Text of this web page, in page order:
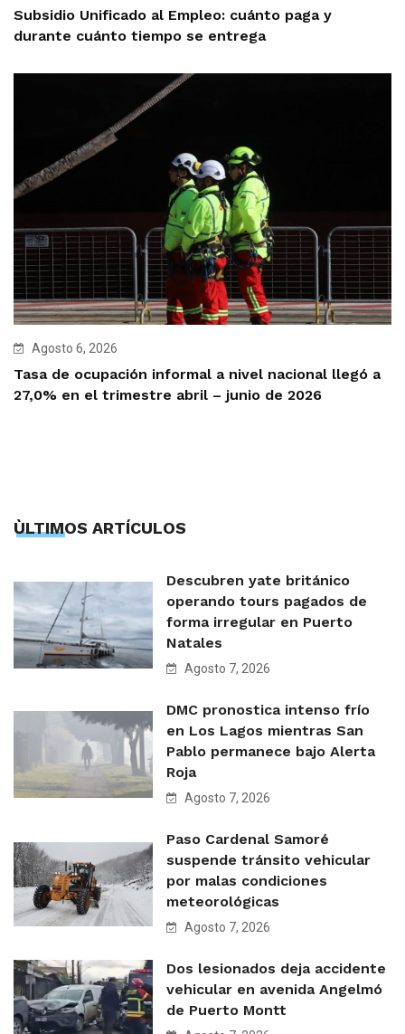
Subsidio Unificado al Empleo: cuánto paga y
durante cuánto tiempo se entrega
Agosto 6, 2026
Tasa de ocupación informal a nivel nacional llegó a
27,0% en el trimestre abril – junio de 2026
ÙLTIMOS ARTÍCULOS
Descubren yate británico
operando tours pagados de
forma irregular en Puerto
Natales
Agosto 7, 2026
DMC pronostica intenso frío
en Los Lagos mientras San
Pablo permanece bajo Alerta
Roja
Agosto 7, 2026
Paso Cardenal Samoré
suspende tránsito vehicular
por malas condiciones
meteorológicas
Agosto 7, 2026
Dos lesionados deja accidente
vehicular en avenida Angelmó
de Puerto Montt